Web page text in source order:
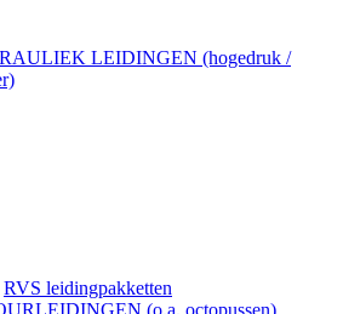
LEIDINGEN (hogedruk /
RVS leidingpakketten
(o.a. octopussen)